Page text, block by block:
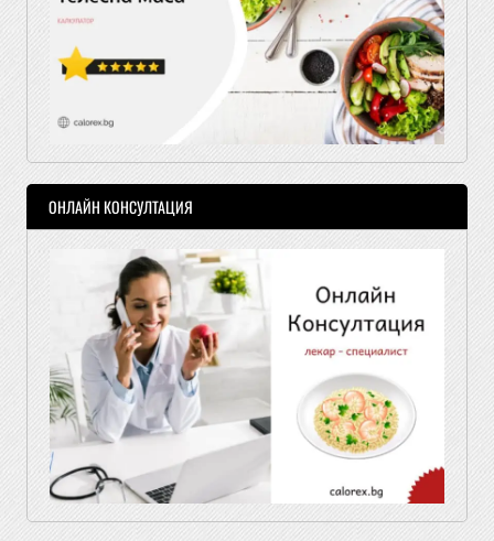
ОНЛАЙН КОНСУЛТАЦИЯ